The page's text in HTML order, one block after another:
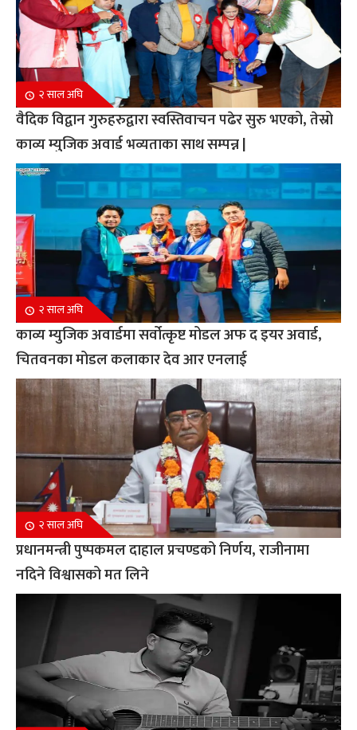
२ साल अघि
वैदिक विद्वान गुरुहरुद्वारा स्वस्तिवाचन पढेर सुरु भएको, तेस्रो
काव्य म्युजिक अवार्ड भव्यताका साथ सम्पन्न |
२ साल अघि
काव्य म्युजिक अवार्डमा सर्वोत्कृष्ट मोडल अफ द इयर अवार्ड,
चितवनका मोडल कलाकार देव आर एनलाई
२ साल अघि
प्रधानमन्त्री पुष्पकमल दाहाल प्रचण्डको निर्णय, राजीनामा
नदिने विश्वासको मत लिने